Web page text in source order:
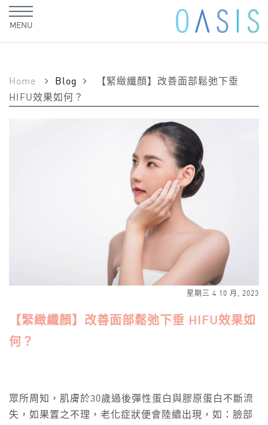
MENU
Home Blog
【緊緻纖顏】改善面部鬆弛下垂
HIFU效果如何？
星期三 4 10 月, 2023
【緊緻纖顏】改善面部鬆弛下垂 HIFU效果如
何？
眾所周知，肌膚於30歲過後彈性蛋白與膠原蛋白不斷流
失，如果置之不理，老化症狀便會陸續出現，如：臉部